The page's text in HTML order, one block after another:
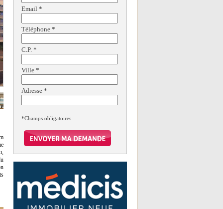
Email *
Téléphone *
C.P. *
Ville *
Adresse *
*Champs obligatoires